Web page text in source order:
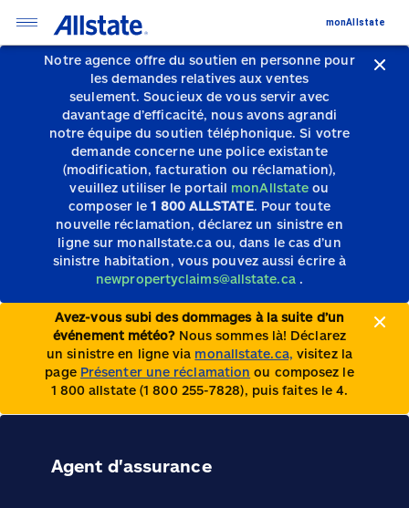
Notre agence offre du soutien en personne pour
les demandes relatives aux ventes
seulement.Soucieux de vous servir avec
davantage d’efficacité, nous avons agrandi
notre équipe du soutien téléphonique.Si votre
demande concerne une police existante
(modification, facturation ou réclamation),
veuillez utiliser le portail monAllstate ou
composer le1 800 ALLSTATE. Pour toute
nouvelle réclamation, déclarez un sinistre en
ligne sur monallstate.ca ou, dans le cas d’un
sinistre habitation, vous pouvez aussi écrire à
newpropertyclaims@allstate.ca .
Avez-vous subi des dommages à la suite d’un
événement météo? Nous sommes là! Déclarez
un sinistre en ligne via monallstate.ca, visitez la
page Présenter une réclamation ou composez le
1 800 allstate (1 800 255-7828), puis faites le 4.
monAllstate
Agent d'assurance